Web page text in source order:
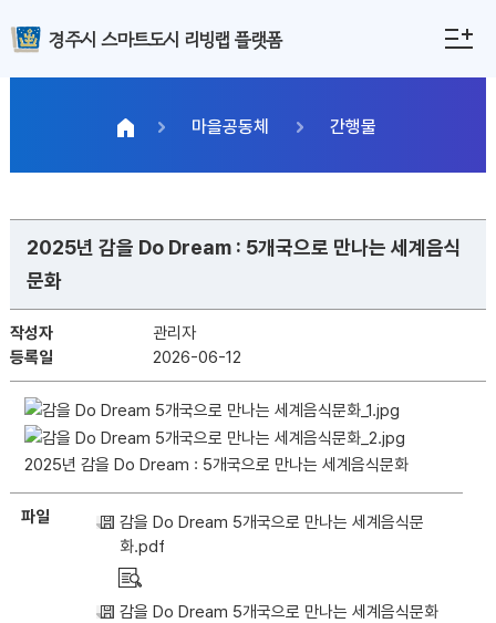
경주시 스마트도시 리빙랩 플랫폼
마을공동체 간행물
2025년 감을 Do Dream : 5개국으로 만나는 세계음식
문화
작성자
관리자
등록일
2026-06-12
2025년 감을 Do Dream : 5개국으로 만나는 세계음식문화
파일
감을 Do Dream 5개국으로 만나는 세계음식문
화.pdf
감을 Do Dream 5개국으로 만나는 세계음식문화